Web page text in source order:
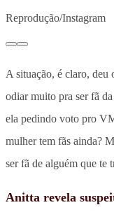
Reprodução/Instagram
A situação, é claro, deu
odiar muito pra ser fã
ela pedindo voto pro
mulher tem fãs ainda?
ser fã de alguém que te
Anitta revela